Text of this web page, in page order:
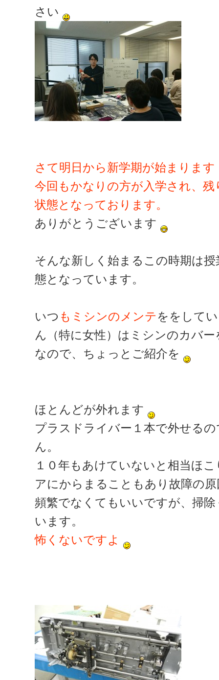
さい
さて明日から新学期が始まります
今回もかなりの方が入学され、
状態となっております。
ありがとうございます
そんな新しく始まるこの時期は
態となっています。
いつ もミシンのメンテををして
ん（特に女性）はミシンのカバ
なので、ちょっとご紹介を
ほとんどが外れます
プラスドライバー１本で外せる
ん。
１０年もあけていないと相当ほ
アにからまることもあり故障の
頻繁でなくてもいいですが、掃
います。
怖くないですよ